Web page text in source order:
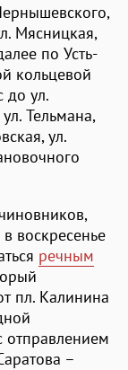
Мясницкая,
по Усть-
кольцевой
до ул.
Тельмана,
ул.
воскресенье
речным
пл. Калинина
отправлением
–